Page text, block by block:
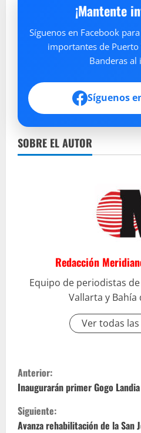
¡Mantente
Síguenos en Facebook
importantes de
Banderas al
Síguenos
SOBRE EL AUTOR
Redacción
Equipo de periodistas
Vallarta y Bahía
Ver todas
S
i
g
Anterior:
Inaugurarán primer Gogo
Siguiente:
Avanza rehabilitación de la San